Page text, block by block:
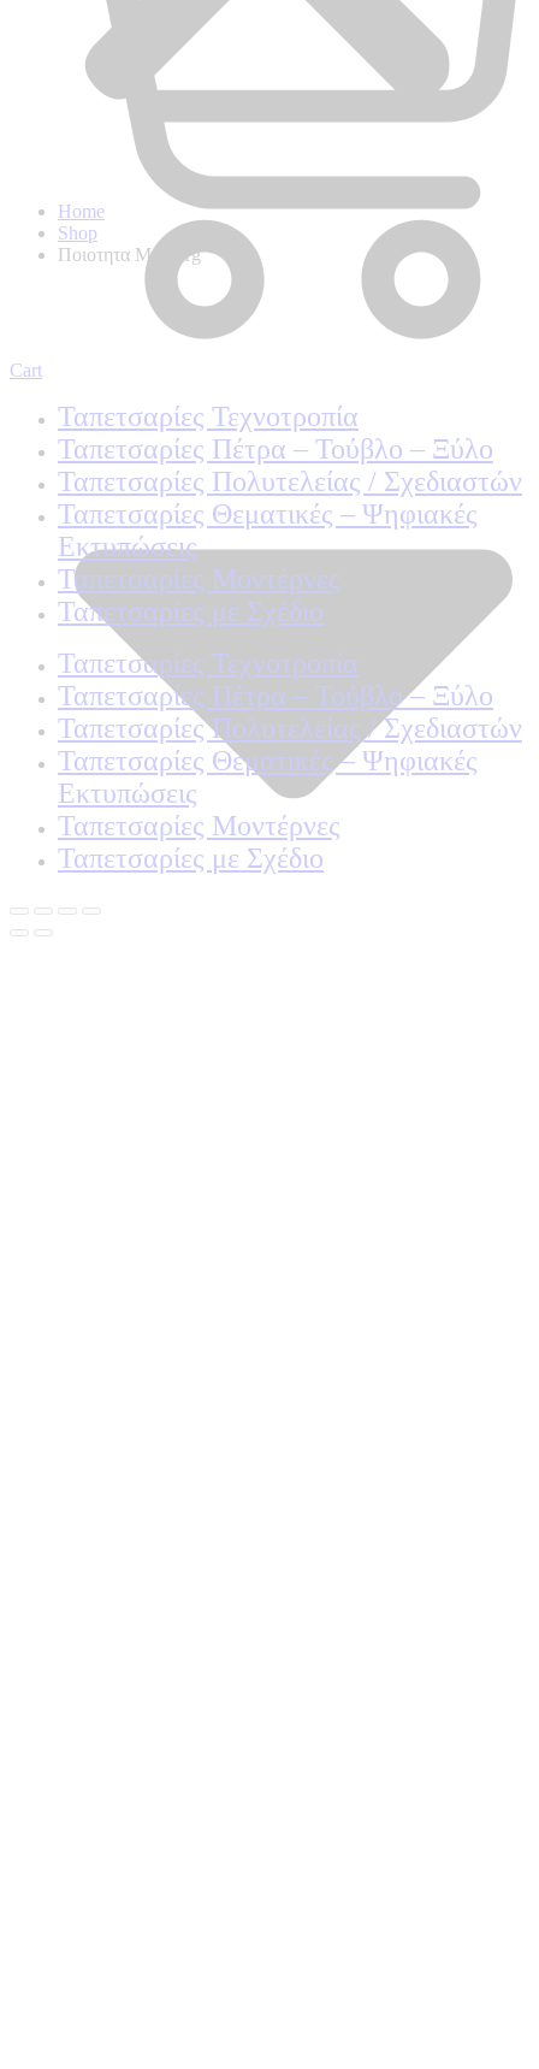
Home
Shop
Ποιοτητα Marburg
Cart
Ταπετσαρίες Τεχνοτροπία
Ταπετσαρίες Πέτρα – Τούβλο – Ξύλο
Ταπετσαρίες Πολυτελείας / Σχεδιαστών
Ταπετσαρίες Θεματικές – Ψηφιακές
Εκτυπώσεις
Ταπετσαρίες Μοντέρνες
Ταπετσαρίες με Σχέδιο
Ταπετσαρίες Τεχνοτροπία
Ταπετσαρίες Πέτρα – Τούβλο – Ξύλο
Ταπετσαρίες Πολυτελείας / Σχεδιαστών
Ταπετσαρίες Θεματικές – Ψηφιακές
Εκτυπώσεις
Ταπετσαρίες Μοντέρνες
Ταπετσαρίες με Σχέδιο